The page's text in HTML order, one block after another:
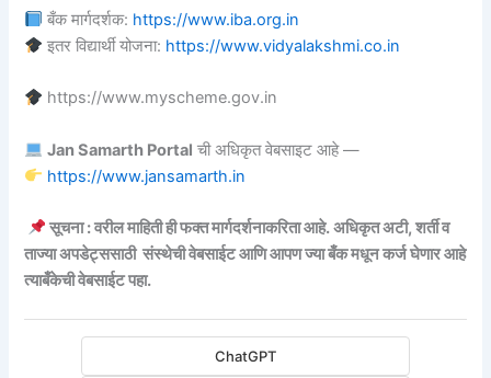
बँक मार्गदर्शक: https://www.iba.org.in
इतर विद्यार्थी योजना: https://www.vidyalakshmi.co.in
https://www.myscheme.gov.in
Jan Samarth Portal ची अधिकृत वेबसाइट आहे —
https://www.jansamarth.in
सूचना : वरील माहिती ही फक्त मार्गदर्शनाकरिता आहे. अधिकृत अटी, शर्ती व
ताज्या अपडेट्ससाठी संस्थेची वेबसाईट आणि आपण ज्या बँक मधून कर्ज घेणार आहे
त्याबँकेची वेबसाईट पहा.
ChatGPT